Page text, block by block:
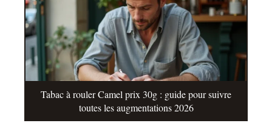
Tabac à rouler Camel prix 30g : guide pour suivre
toutes les augmentations 2026